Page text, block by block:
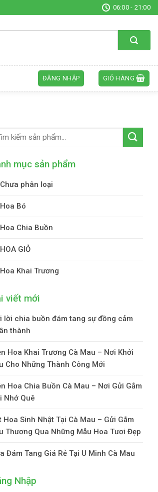
06:00 - 21:00
ĐĂNG NHẬP GIỎ HÀNG
mục sản phẩm
Chưa phân loại
Hoa Bó
Hoa Chia Buồn
HOA GIỎ
Hoa Khai Trương
viết mới
lời chia buồn đám tang sự đồng cảm
thành
Hoa Khai Trương Cà Mau – Nơi Khởi
Cho Những Thành Công Mới
Hoa Chia Buồn Cà Mau – Nơi Gửi Gắm
Nhớ Quê
Hoa Sinh Nhật Tại Cà Mau – Gửi Gắm
Thương Qua Những Mẫu Hoa Tươi Đẹp
Đám Tang Giá Rẻ Tại U Minh Cà Mau
Nhập